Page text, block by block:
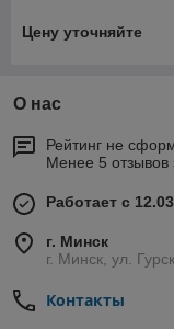
Цену уточняйте
О нас
Рейтинг не
Менее 5 отзывов
Работает с
г. Минск
г. Минск, ул.
Контакты